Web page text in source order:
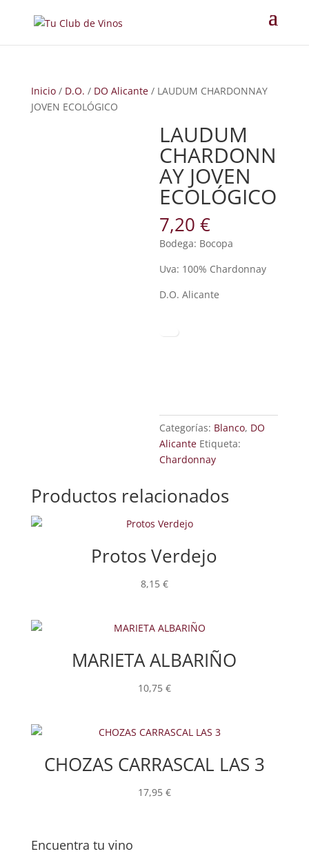
Inicio/ D.O. / DO Alicante/ LAUDUM CHARDONNAY
JOVEN ECOLÓGICO
LAUDUM
CHARDONN
AY JOVEN
ECOLÓGICO
7,20€
Bodega: Bocopa
Uva: 100% Chardonnay
D.O. Alicante
Categorías: Blanco, DO
Alicante Etiqueta:
Chardonnay
Productos relacionados
Protos Verdejo
8,15 €
MARIETA ALBARIÑO
10,75 €
CHOZAS CARRASCAL LAS 3
17,95 €
Encuentra tu vino